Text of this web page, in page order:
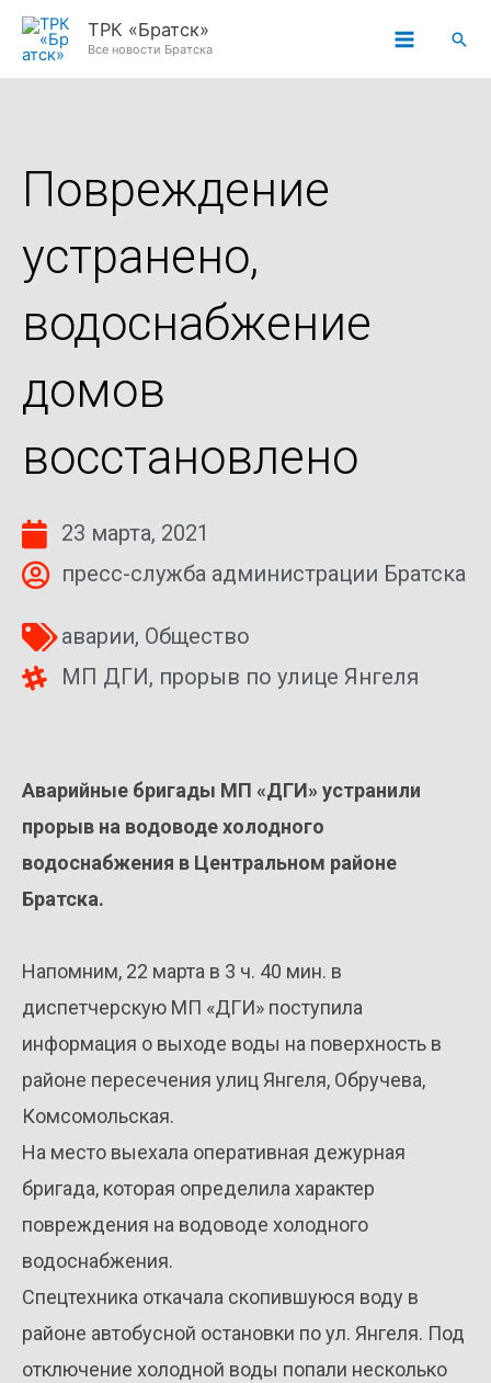
Перейти
ТРК «Братск»
Все новости Братска
Повреждение
устранено,
водоснабжение
домов
восстановлено
23 марта, 2021
пресс-служба администрации Братска
аварии, Общество
МП ДГИ, прорыв по улице Янгеля
Аварийные бригады МП «ДГИ» устранили
прорыв на водоводе холодного
водоснабжения в Центральном районе
Братска.
Напомним, 22 марта в 3 ч. 40 мин. в
диспетчерскую МП «ДГИ» поступила
информация о выходе воды на поверхность в
районе пересечения улиц Янгеля, Обручева,
Комсомольская.
На место выехала оперативная дежурная
бригада, которая определила характер
повреждения на водоводе холодного
водоснабжения.
Спецтехника откачала скопившуюся воду в
районе автобусной остановки по ул. Янгеля. Под
отключение холодной воды попали несколько